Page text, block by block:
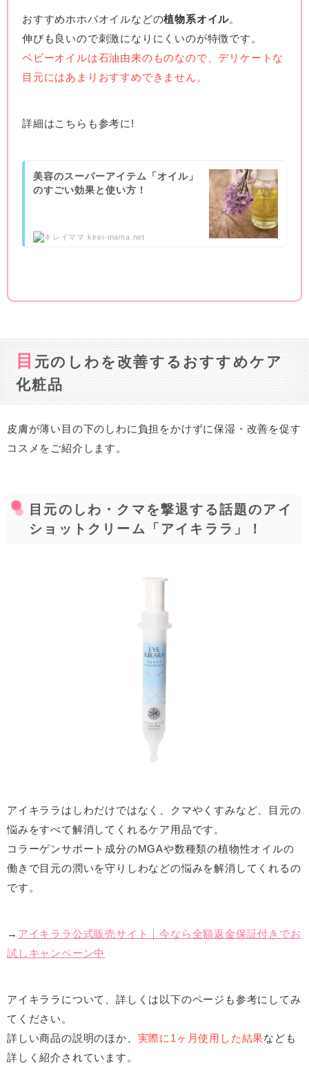
おすすめホホバオイルなどの植物系オイル。
伸びも良いので刺激になりにくいのが特徴です。
ベビーオイルは石油由来のものなので、デリケートな
目元にはあまりおすすめできません。
詳細はこちらも参考に!
美容のスーパーアイテム「オイル」
のすごい効果と使い方！
kirei-mama.net
目 元のしわを改善するおすすめケア
化粧品
皮膚が薄い目の下のしわに負担をかけずに保湿・改善を促す
コスメをご紹介します。
目元のしわ・クマを撃退する話題のアイ
ショットクリーム「アイキララ」！
アイキララはしわだけではなく、クマやくすみなど、目元の
悩みをすべて解消してくれるケア用品です。
コラーゲンサポート成分のMGAや数種類の植物性オイルの
働きで目元の潤いを守りしわなどの悩みを解消してくれるの
です。
→ アイキララ公式販売サイト｜今なら全額返金保証付きでお
試しキャンペーン中
アイキララについて、詳しくは以下のページも参考にしてみ
てください。
詳しい商品の説明のほか、 実際に1ヶ月使用した結果なども
詳しく紹介されています。